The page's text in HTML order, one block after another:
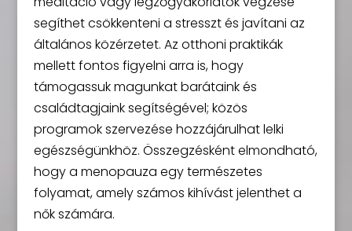
segíthet csökkenteni a stresszt és javítani az
általános közérzetet. Az otthoni praktikák
mellett fontos figyelni arra is, hogy
támogassuk magunkat barátaink és
családtagjaink segítségével; közös
programok szervezése hozzájárulhat lelki
egészségünkhöz. Összegzésként elmondható,
hogy a menopauza egy természetes
folyamat, amely számos kihívást jelenthet a
nők számára.